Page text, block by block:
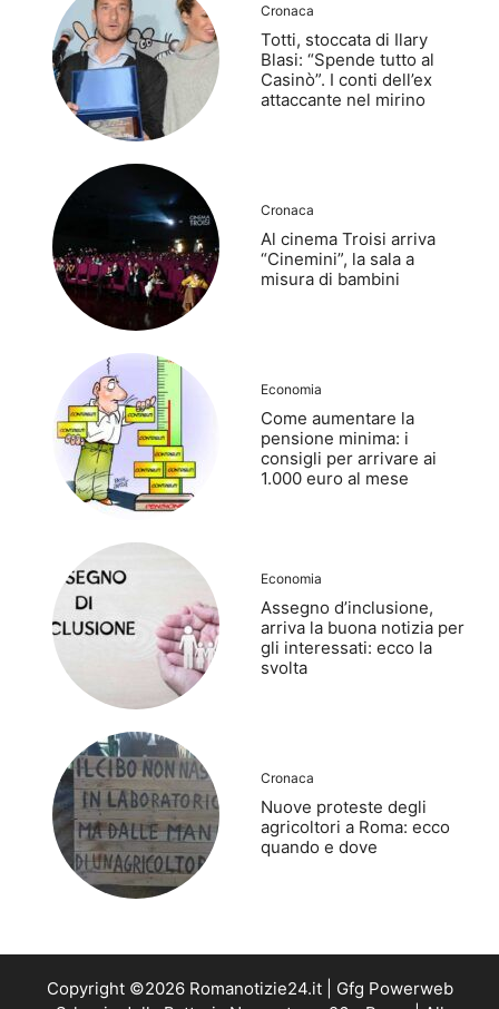
Cronaca
Totti, stoccata di Ilary
Blasi: “Spende tutto al
Casinò”. I conti dell’ex
attaccante nel mirino
Cronaca
Al cinema Troisi arriva
“Cinemini”, la sala a
misura di bambini
Economia
Come aumentare la
pensione minima: i
consigli per arrivare ai
1.000 euro al mese
Economia
Assegno d’inclusione,
arriva la buona notizia per
gli interessati: ecco la
svolta
Cronaca
Nuove proteste degli
agricoltori a Roma: ecco
quando e dove
Copyright ©2026 Romanotizie24.it | Gfg Powerweb